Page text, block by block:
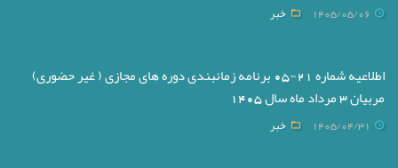
1405/05/06 خبر
اطلاعیه شماره 21-05 برنامه زمانبندی دوره های مجازی ( غیر حضوری)
مربیان 3 مرداد ماه سال 1405
1405/04/31 خبر